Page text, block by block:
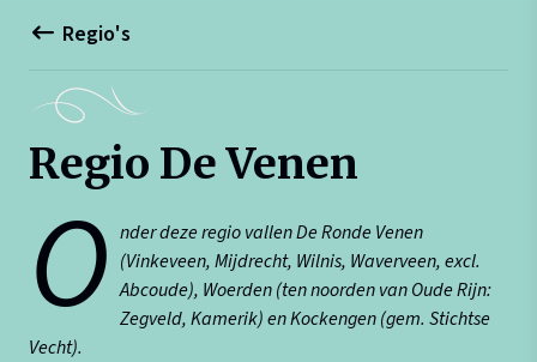
Regio's
Regio De Venen
O nder deze regio vallen De Ronde Venen
(Vinkeveen, Mijdrecht, Wilnis, Waverveen, excl.
Abcoude), Woerden (ten noorden van Oude Rijn:
Zegveld, Kamerik) en Kockengen (gem. Stichtse
Vecht).